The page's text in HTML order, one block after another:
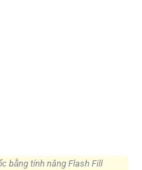
bằng tính năng Flash Fill